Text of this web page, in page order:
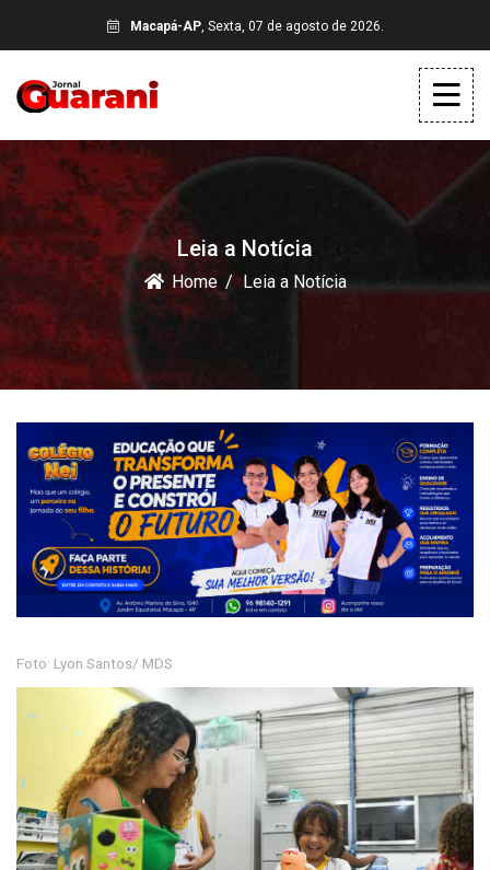
Macapá-AP, Sexta, 07 de agosto de 2026.
Leia a Notícia
Home Leia a Notícia
Foto: Lyon Santos/ MDS